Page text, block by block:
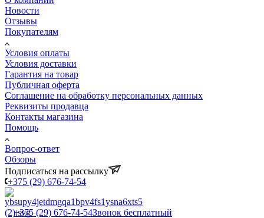
Новости
Отзывы
Покупателям
Условия оплаты
Условия доставки
Гарантия на товар
Публичная оферта
Соглашение на обработку персональных данных
Реквизиты продавца
Контакты магазина
Помощь
Вопрос-ответ
Обзоры
Подписаться на рассылку
+375 (29) 676-74-54
+375 (29) 676-74-54Звонок бесплатный